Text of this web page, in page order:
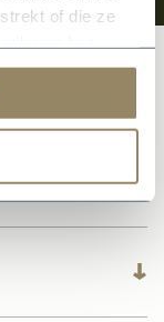
of die ze